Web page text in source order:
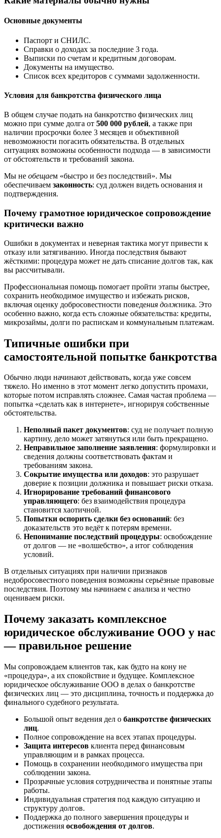
Основные документы
Паспорт и СНИЛС.
Справки о доходах за последние 3 года.
Выписки по счетам и кредитным договорам.
Документы на имущество.
Список всех кредиторов с суммами задолженности.
Условия для банкротства физического лица
В общем случае подать на банкротство физических лиц
можно при сумме долга от 500 000 рублей, а также при
наличии просрочки более 3 месяцев и объективной
невозможности погасить обязательства. В отдельных
ситуациях возможны особенности подхода — в зависимости
от обстоятельств и требований закона.
Мы не обещаем «быстро и без последствий». Мы
обеспечиваем законность: суд должен видеть основания и
подтверждения.
Почему грамотное юридическое сопровождение
критически важно
Ошибки в документах и неверная тактика могут привести к
отказу или затягиванию. Иногда последствия бывают
жёсткими: процедура может не дать списание долгов так, как
вы рассчитывали.
Профессиональная помощь помогает пройти этапы быстрее,
сохранить необходимое имущество и избежать рисков,
включая оценку добросовестности поведения должника. Это
особенно важно, когда есть сложные обязательства: кредиты,
микрозаймы, долги по распискам и коммунальным платежам.
Типичные ошибки при
самостоятельной попытке банкротства
Обычно люди начинают действовать, когда уже совсем
тяжело. Но именно в этот момент легко допустить промахи,
которые потом исправлять сложнее. Самая частая проблема —
попытка «сделать как в интернете», игнорируя собственные
обстоятельства.
Неполный пакет документов: суд не получает полную
картину, дело может затянуться или быть прекращено.
Неправильное заполнение заявления: формулировки и
сведения должны соответствовать фактам и
требованиям закона.
Сокрытие имущества или доходов: это разрушает
доверие к позиции должника и повышает риски отказа.
Игнорирование требований финансового
управляющего: без взаимодействия процедура
становится хаотичной.
Попытки оспорить сделки без оснований: без
доказательств это ведёт к потерям времени.
Непонимание последствий процедуры: освобождение
от долгов — не «волшебство», а итог соблюдения
условий.
В отдельных ситуациях при наличии признаков
недобросовестного поведения возможны серьёзные правовые
последствия. Поэтому мы начинаем с анализа и честно
оцениваем риски.
Почему заказать комплексное
юридическое обслуживание ООО у нас
— правильное решение
Мы сопровождаем клиентов так, как будто на кону не
«процедура», а их спокойствие и будущее. Комплексное
юридическое обслуживание ООО в делах о банкротстве
физических лиц — это дисциплина, точность и поддержка до
финального судебного результата.
Большой опыт ведения дел о банкротстве физических
лиц.
Полное сопровождение на всех этапах процедуры.
Защита интересов клиента перед финансовым
управляющим и в рамках процесса.
Помощь в сохранении необходимого имущества при
соблюдении закона.
Прозрачные условия сотрудничества и понятные этапы
работы.
Индивидуальная стратегия под каждую ситуацию и
структуру долгов.
Поддержка до полного завершения процедуры и
достижения освобождения от долгов.